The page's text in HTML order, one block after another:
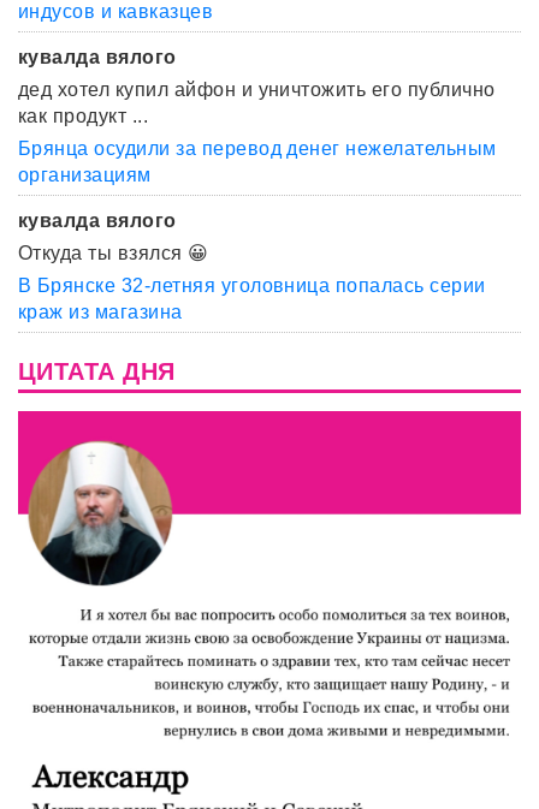
индусов и кавказцев
кувалда вялого
дед хотел купил айфон и уничтожить его публично
как продукт ...
Брянца осудили за перевод денег нежелательным
организациям
кувалда вялого
Откуда ты взялся 😀
В Брянске 32-летняя уголовница попалась серии
краж из магазина
ЦИТАТА ДНЯ